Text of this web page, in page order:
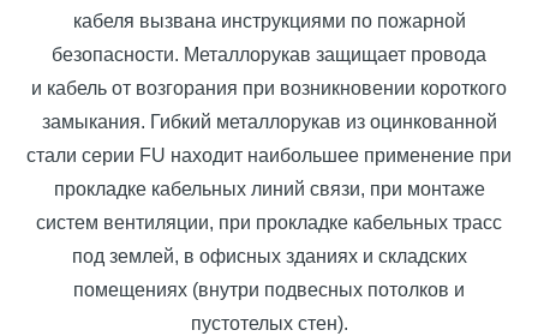
кабеля вызвана инструкциями по пожарной
безопасности. Металлорукав защищает провода
и кабель от возгорания при возникновении короткого
замыкания. Гибкий металлорукав из оцинкованной
стали серии FU находит наибольшее применение при
прокладке кабельных линий связи, при монтаже
систем вентиляции, при прокладке кабельных трасс
под землей, в офисных зданиях и складских
помещениях (внутри подвесных потолков и
пустотелых стен).